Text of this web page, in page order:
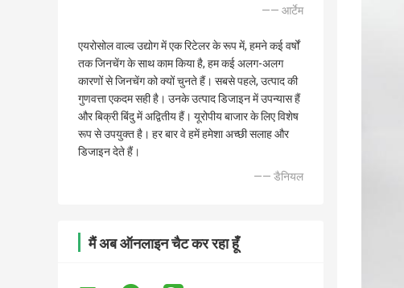
—— आर्टेम
एयरोसोल वाल्व उद्योग में एक रिटेलर के रूप में, हमने कई वर्षों
तक जिनचेंग के साथ काम किया है, हम कई अलग-अलग
कारणों से जिनचेंग को क्यों चुनते हैं। सबसे पहले, उत्पाद की
गुणवत्ता एकदम सही है। उनके उत्पाद डिजाइन में उपन्यास हैं
और बिक्री बिंदु में अद्वितीय हैं। यूरोपीय बाजार के लिए विशेष
रूप से उपयुक्त है। हर बार वे हमें हमेशा अच्छी सलाह और
डिजाइन देते हैं।
—— डैनियल
मैं अब ऑनलाइन चैट कर रहा हूँ